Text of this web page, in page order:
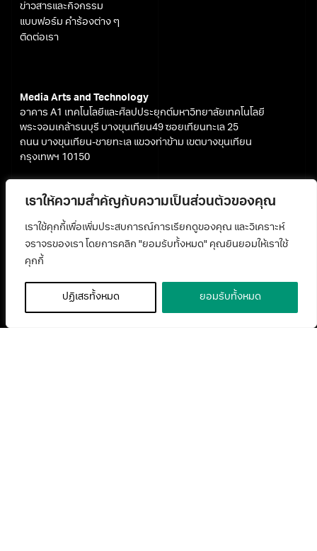
เราให้ความสำคัญกับความเป็นส่วนตัวของคุณ
เราใช้คุกกี้เพื่อเพิ่มประสบการณ์การเรียกดูของคุณ และวิเคราะห์
จราจรของเรา โดยการคลิก "ยอมรับทั้งหมด" คุณยินยอมให้เราใช้
คุกกี้
ปฏิเสธทั้งหมด ยอมรับทั้งหมด
ข่าวสารและกิจกรรม
แบบฟอร์ม คำร้องต่าง ๆ
ติดต่อเรา
Media Arts and Technology
อาคาร A1 เทคโนโลยีและศิลปประยุกต์มหาวิทยาลัยเทคโนโลยี
พระจอมเกล้าธนบุรี บางขุนเทียน49 ซอยเทียนทะเล 25
ถนน บางขุนเทียน-ชายทะเล แขวงท่าข้าม เขตบางขุนเทียน
กรุงเทพฯ 10150
+66 (0) 2 470 - 7600 - 7612
Facebook